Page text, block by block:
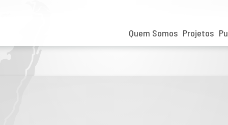
Quem Somos Projetos